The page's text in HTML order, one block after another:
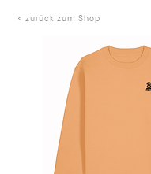
< zurück zum Shop